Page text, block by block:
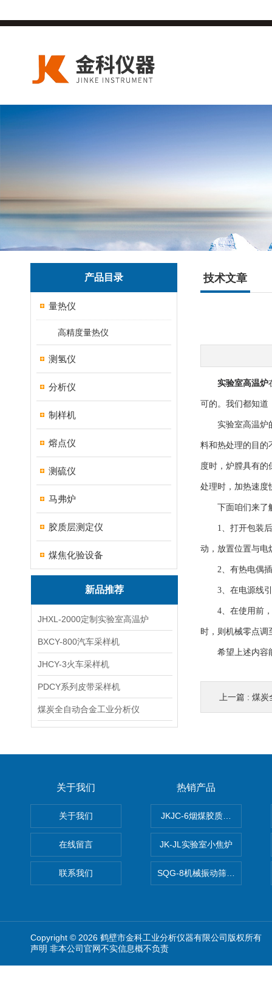
产品目录
量热仪
高精度量热仪
测氢仪
分析仪
制样机
熔点仪
测硫仪
马弗炉
胶质层测定仪
煤焦化验设备
新品推荐
JHXL-2000定制实验室高温炉
BXCY-800汽车采样机
JHCY-3火车采样机
PDCY系列皮带采样机
煤炭全自动合金工业分析仪
技术文章
实验室高温炉
可的。我们都知道
实验室高温炉的
料和热处理的目的
度时，炉膛具有的
处理时，加热速度
下面咱们来了解
1、打开包装后
动，放置位置与电
2、有热电偶插
3、在电源线引
4、在使用前，
时，则机械零点调
希望上述内容能
上一篇 : 煤炭
关于我们
关于我们
在线留言
联系我们
热销产品
JKJC-6烟煤胶质层Y值测定仪
JK-JL实验室小焦炉
SQG-8机械振动筛煤焦化验设
Copyright © 2026 鹤壁市金科工业分析仪器有限公司版权所有
声明 非本公司官网不实信息概不负责